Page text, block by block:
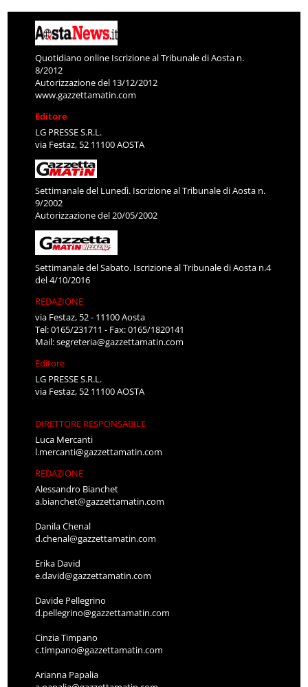
Quotidiano online Iscrizione al Tribunale di Aosta n.
8/2012
Autorizzazione del 13/12/2012
www.gazzettamatin.com
Editore
LG PRESSE S.R.L.
via Festaz, 52 11100 AOSTA
Settimanale del Lunedì. Iscrizione al Tribunale di Aosta n.
9/2002
Autorizzazione del 20/05/2002
Settimanale del Sabato. Iscrizione al Tribunale di Aosta n.4
del 4/10/2016
REDAZIONE
via Festaz, 52 - 11100 Aosta
Tel: 0165/231711 - Fax: 0165/1820141
Mail:segreteria@gazzettamatin.com
Editore
LG PRESSE S.R.L.
via Festaz, 52 11100 AOSTA
DIRETTORE RESPONSABILE
Luca Mercanti
l.mercanti@gazzettamatin.com
REDAZIONE
Alessandro Bianchet
a.bianchet@gazzettamatin.com
Danila Chenal
d.chenal@gazzettamatin.com
Erika David
e.david@gazzettamatin.com
Davide Pellegrino
d.pellegrino@gazzettamatin.com
Cinzia Timpano
c.timpano@gazzettamatin.com
Arianna Papalia